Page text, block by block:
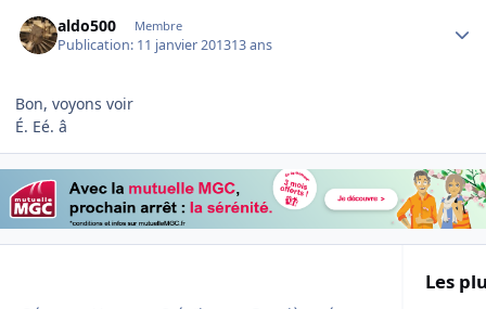
aldo500 Membre
Publication: 11 janvier 201313 ans
Bon, voyons voir
É. Eé. â
Les